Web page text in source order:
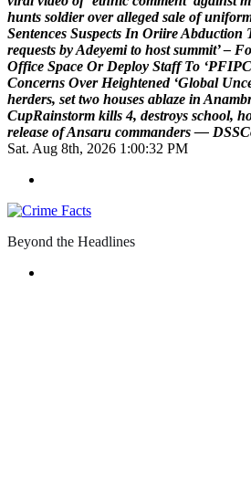
hunts soldier over alleged sale of unifor
Sentences Suspects In OriireAbduction
requests byAdeyemi to host summit’ – Fo
Office Space Or Deploy Staff To ‘PFIPC
Concerns Over Heightened ‘Global Unc
herders, set two houses ablaze in Anamb
CupRainstorm kills 4, destroys school, h
release ofAnsaru commanders — DSSC
Sat. Aug 8th, 2026 1:00:33 PM
Beyond the Headlines